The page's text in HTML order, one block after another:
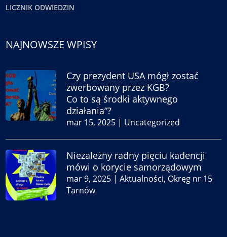
LICZNIK ODWIEDZIN
NAJNOWSZE WPISY
Czy prezydent USA mógł zostać
zwerbowany przez KGB?
Co to są środki aktywnego
działania”?
mar 15, 2025 | Uncategorized
Niezależny radny pięciu kadencji
mówi o korycie samorządowym
mar 9, 2025 |Aktualności, Okręg nr 15
Tarnów